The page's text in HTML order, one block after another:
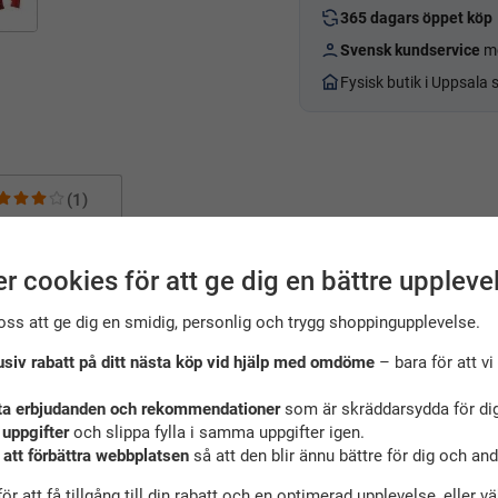
365 dagars öppet köp
Svensk kundservice
Fysisk butik i Uppsala
(1)
– Speedo
från Speedo
, utvecklad för aktiva barn och juniorer som
från kroppen och hjälper till att hålla dig torr, sval och bekväm
gör tröjan perfekt att använda vid uppvärmning, mellan
mörkblå Speedo-logga ger ett sportigt och snyggt intryck som
cookies för att ge dig en bättre
att ge dig en smidig, personlig och trygg shoppingupplevelse.
rabatt på ditt nästa köp vid hjälp med omdöme– bara för att vi
erbjudanden och rekommendationersom är skräddarsydda för
och slippa fylla i samma uppgifter igen.
förbättra webbplatsenså att den blir ännu bättre för dig och